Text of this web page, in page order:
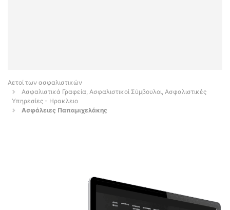
Αετοί των ασφαλιστικών
Ασφαλιστικά Γραφεία, Ασφαλιστικοί Σύμβουλοι, Ασφαλιστικές
Υπηρεσίες - Ηρακλειο
Ασφάλειες Παπαμιχελάκης